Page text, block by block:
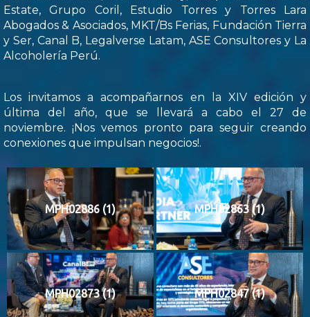
Estate, Grupo Coril, Estudio Torres y Torres Lara
Abogados & Asociados, MKT/Bs Ferias, Fundación Tierra
y Ser, Canal B, Legalverse Latam, ASE Consultores y La
Alcoholería Perú.
Los invitamos a acompañarnos en la XIV edición y
última del año, que se llevará a cabo el 27 de
noviembre. ¡Nos vemos pronto para seguir creando
conexiones que impulsan negocios!.
MPH02886 (1) MPH02863 (1)
MPH02873 (1) MPH02847 (1)